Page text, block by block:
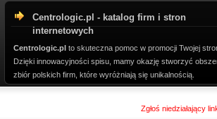
Centrologic.pl - katalog firm i stron
internetowych
Centrologic.pl to skuteczna pomoc w promocji Twojej
Dzięki innowacyjności spisu, mamy okazję stworzyć
zbiór polskich firm, które wyróżniają się unikalnością.
Zgłoś niedziałający